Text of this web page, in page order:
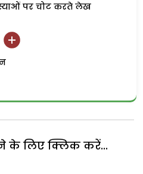
पर चोट करते लेख
के लिए क्लिक करें...